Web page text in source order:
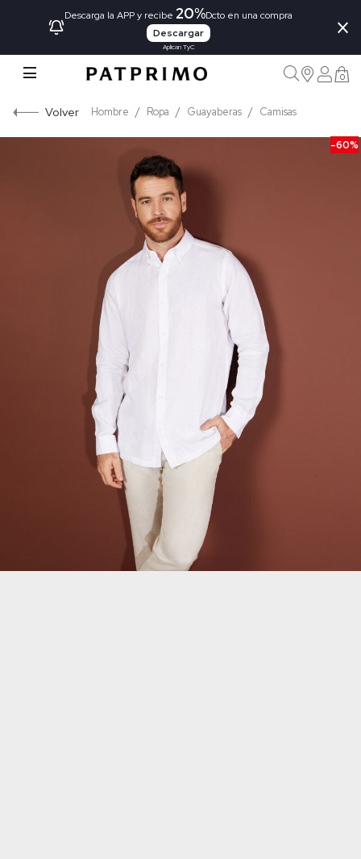
Descarga la APP y recibe 20%Dcto en una compra
Descargar
Aplican TyC
×
0
Volver Hombre Ropa Guayaberas Camisas
-60%